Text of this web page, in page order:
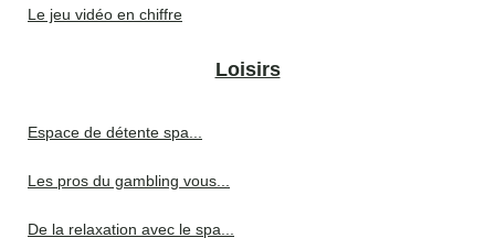
Le jeu vidéo en chiffre
Loisirs
Espace de détente spa...
Les pros du gambling vous...
De la relaxation avec le spa...